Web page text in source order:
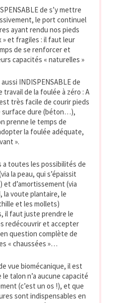
de s’y mettre
le port continuel
ayant rendu nos pieds
» et fragiles : il faut leur
de se renforcer et
capacités « naturelles »
INDISPENSABLE de
travail de la foulée à zéro : A
très facile de courir pieds
surface dure (béton…),
prenne le temps de
la foulée adéquate,
».
a toutes les possibilités de
la peau, qui s’épaissit
et d’amortissement (via
la voute plantaire, le
et les mollets)
il faut juste prendre le
redécouvrir et accepter
question complète de
« chaussées »…
vue biomécanique, il est
talon n’a aucune capacité
(c’est un os !), et que
sont indispensables en